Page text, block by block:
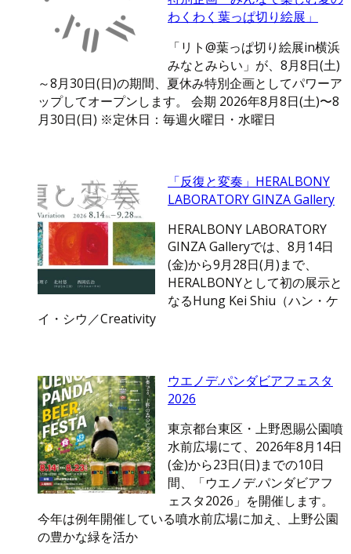
わくわく葉っぱ切り絵展」
「リト@葉っぱ切り絵展in横浜
みなとみらい」が、8月8日(土)
～8月30日(日)の期間、夏休み特別企画としてパワーア
ップしてオープンします。 会期 2026年8月8日(土)〜8
月30日(日) ※定休日：毎週火曜日・水曜日
「反復と変奏」HERALBONY
LABORATORY GINZA Gallery
HERALBONY LABORATORY
GINZA Galleryでは、8月14日
(金)から9月28日(月)まで、
HERALBONYとして初の展示と
なるHung Kei Shiu（ハン・ケ
イ・シウ／Creativity
ウエノデ.パンダビアフェスタ
2026
東京都台東区・上野恩賜公園噴
水前広場にて、2026年8月14日
(金)から23日(日)までの10日
間、「ウエノデ.パンダビアフ
ェスタ2026」を開催します。
今年は例年開催している噴水前広場に加え、上野公園
の豊かな緑を活か